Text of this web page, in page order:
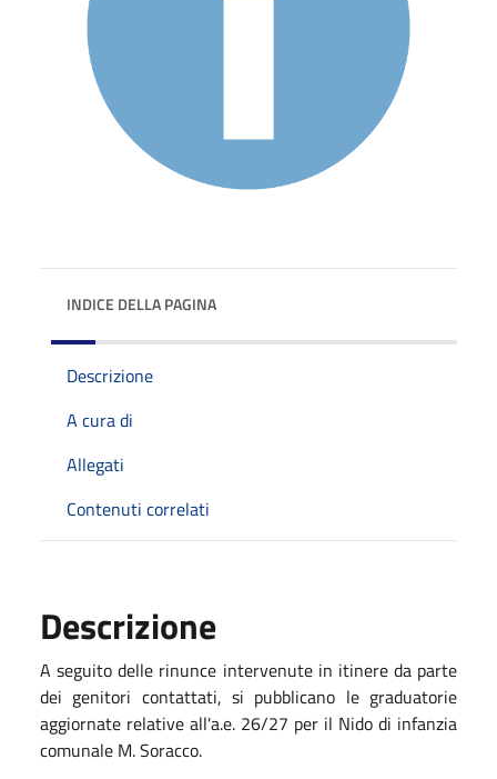
INDICE DELLA PAGINA
Descrizione
A cura di
Allegati
Contenuti correlati
Descrizione
A seguito delle rinunce intervenute in itinere da parte
dei genitori contattati, si pubblicano le graduatorie
aggiornate relative all'a.e. 26/27 per il Nido di infanzia
comunale M. Soracco.